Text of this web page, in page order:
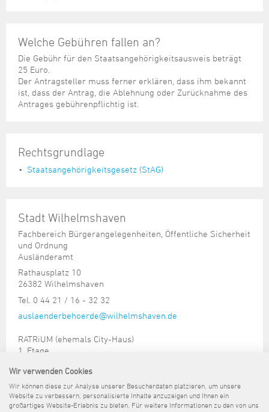
Welche Gebühren fallen an?
Die Gebühr für den Staatsangehörigkeitsausweis beträgt
25 Euro.
Der Antragsteller muss ferner erklären, dass ihm bekannt
ist, dass der Antrag, die Ablehnung oder Zurücknahme des
Antrages gebührenpflichtig ist.
Rechtsgrundlage
Staatsangehörigkeitsgesetz (StAG)
Stadt Wilhelmshaven
Fachbereich Bürgerangelegenheiten, Öffentliche Sicherheit
und Ordnung
Ausländeramt
Rathausplatz 10
26382 Wilhelmshaven
Tel. 0 44 21 / 16 - 32 32
auslaenderbehoerde@wilhelmshaven.de
RATRiUM (ehemals City-Haus)
1. Etage
Sprechzeiten:
nach Terminvereinbarung
Wir verwenden Cookies
Wir können diese zur Analyse unserer Besucherdaten platzieren, um unsere
Website zu verbessern, personalisierte Inhalte anzuzeigen und Ihnen ein
großartiges Website-Erlebnis zu bieten. Für weitere Informationen zu den von uns